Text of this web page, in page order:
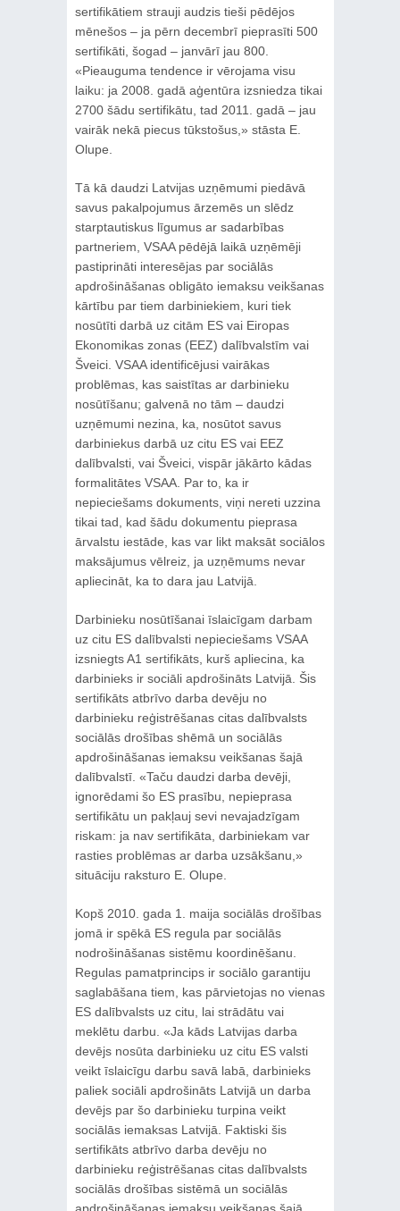
sertifikātiem strauji audzis tieši pēdējos
mēnešos – ja pērn decembrī pieprasīti 500
sertifikāti, šogad – janvārī jau 800.
«Pieauguma tendence ir vērojama visu
laiku: ja 2008. gadā aģentūra izsniedza tikai
2700 šādu sertifikātu, tad 2011. gadā – jau
vairāk nekā piecus tūkstošus,» stāsta E.
Olupe.
Tā kā daudzi Latvijas uzņēmumi piedāvā
savus pakalpojumus ārzemēs un slēdz
starptautiskus līgumus ar sadarbības
partneriem, VSAA pēdējā laikā uzņēmēji
pastiprināti interesējas par sociālās
apdrošināšanas obligāto iemaksu veikšanas
kārtību par tiem darbiniekiem, kuri tiek
nosūtīti darbā uz citām ES vai Eiropas
Ekonomikas zonas (EEZ) dalībvalstīm vai
Šveici. VSAA identificējusi vairākas
problēmas, kas saistītas ar darbinieku
nosūtīšanu; galvenā no tām – daudzi
uzņēmumi nezina, ka, nosūtot savus
darbiniekus darbā uz citu ES vai EEZ
dalībvalsti, vai Šveici, vispār jākārto kādas
formalitātes VSAA. Par to, ka ir
nepieciešams dokuments, viņi nereti uzzina
tikai tad, kad šādu dokumentu pieprasa
ārvalstu iestāde, kas var likt maksāt sociālos
maksājumus vēlreiz, ja uzņēmums nevar
apliecināt, ka to dara jau Latvijā.
Darbinieku nosūtīšanai īslaicīgam darbam
uz citu ES dalībvalsti nepieciešams VSAA
izsniegts A1 sertifikāts, kurš apliecina, ka
darbinieks ir sociāli apdrošināts Latvijā. Šis
sertifikāts atbrīvo darba devēju no
darbinieku reģistrēšanas citas dalībvalsts
sociālās drošības shēmā un sociālās
apdrošināšanas iemaksu veikšanas šajā
dalībvalstī. «Taču daudzi darba devēji,
ignorēdami šo ES prasību, nepieprasa
sertifikātu un pakļauj sevi nevajadzīgam
riskam: ja nav sertifikāta, darbiniekam var
rasties problēmas ar darba uzsākšanu,»
situāciju raksturo E. Olupe.
Kopš 2010. gada 1. maija sociālās drošības
jomā ir spēkā ES regula par sociālās
nodrošināšanas sistēmu koordinēšanu.
Regulas pamatprincips ir sociālo garantiju
saglabāšana tiem, kas pārvietojas no vienas
ES dalībvalsts uz citu, lai strādātu vai
meklētu darbu. «Ja kāds Latvijas darba
devējs nosūta darbinieku uz citu ES valsti
veikt īslaicīgu darbu savā labā, darbinieks
paliek sociāli apdrošināts Latvijā un darba
devējs par šo darbinieku turpina veikt
sociālās iemaksas Latvijā. Faktiski šis
sertifikāts atbrīvo darba devēju no
darbinieku reģistrēšanas citas dalībvalsts
sociālās drošības sistēmā un sociālās